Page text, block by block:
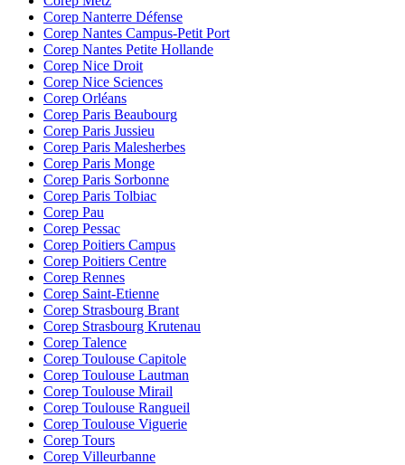
Corep Nanterre Défense
Corep Nantes Campus-Petit Port
Corep Nantes Petite Hollande
Corep Nice Droit
Corep Nice Sciences
Corep Orléans
Corep Paris Beaubourg
Corep Paris Jussieu
Corep Paris Malesherbes
Corep Paris Monge
Corep Paris Sorbonne
Corep Paris Tolbiac
Corep Pau
Corep Pessac
Corep Poitiers Campus
Corep Poitiers Centre
Corep Rennes
Corep Saint-Etienne
Corep Strasbourg Brant
Corep Strasbourg Krutenau
Corep Talence
Corep Toulouse Capitole
Corep Toulouse Lautman
Corep Toulouse Mirail
Corep Toulouse Rangueil
Corep Toulouse Viguerie
Corep Tours
Corep Villeurbanne